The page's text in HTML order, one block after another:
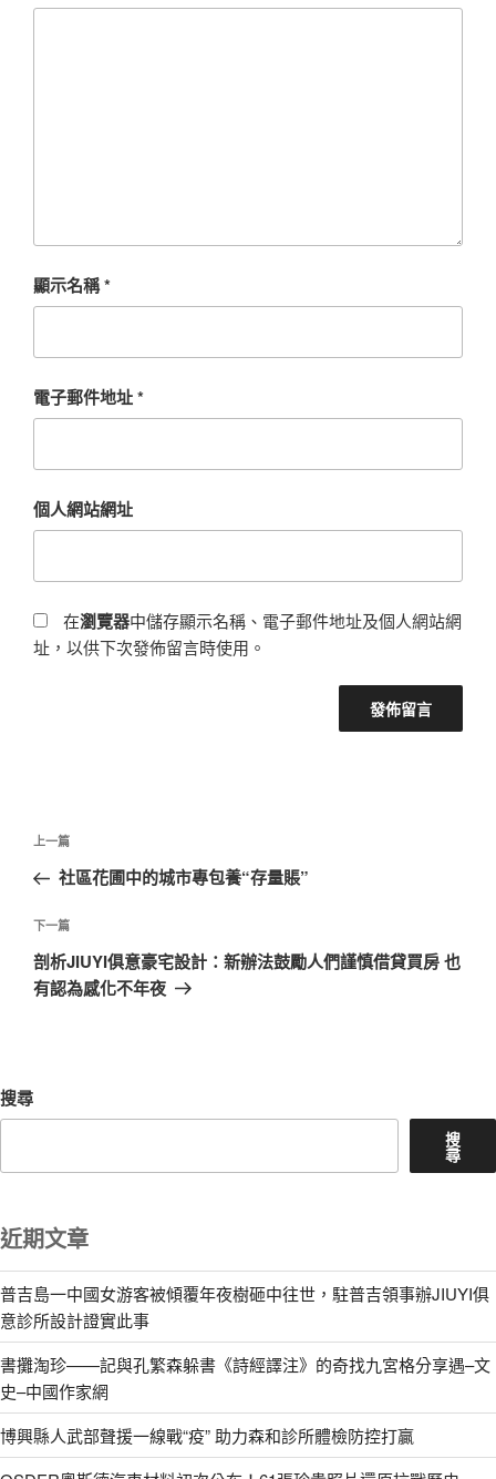
顯示名稱*
電子郵件地址*
個人網站網址
在瀏覽器中儲存顯示名稱、電子郵件地址及個人網站網
址，以供下次發佈留言時使用。
文
導
覽
上
一
文
章
上一篇
社區花圃中的城市專包養“存量賬”
下
一
篇
下一篇
剖析JIUYI俱意豪宅設計：新辦法鼓勵人們謹慎借貸買房 也
有認為感化不年夜
搜尋
搜
尋
近期文章
普吉島一中國女游客被傾覆年夜樹砸中往世，駐普吉領事辦JIUYI俱
意診所設計證實此事
書攤淘珍——記與孔繁森躲書《詩經譯注》的奇找九宮格分享遇–文
史–中國作家網
博興縣人武部聲援一線戰“疫” 助力森和診所體檢防控打贏